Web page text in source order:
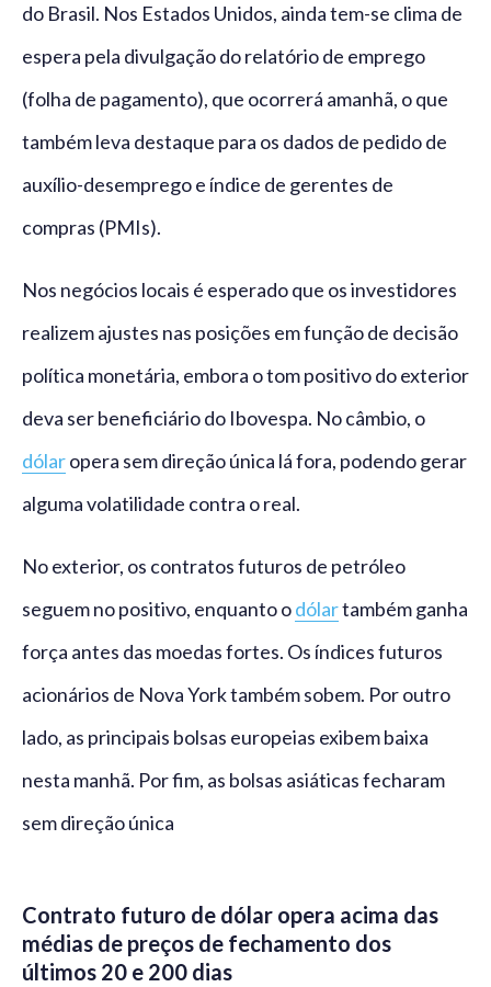
do Brasil. Nos Estados Unidos, ainda tem-se clima de
espera pela divulgação do relatório de emprego
(folha de pagamento), que ocorrerá amanhã, o que
também leva destaque para os dados de pedido de
auxílio-desemprego e índice de gerentes de
compras (PMIs).
Nos negócios locais é esperado que os investidores
realizem ajustes nas posições em função de decisão
política monetária, embora o tom positivo do exterior
deva ser beneficiário do Ibovespa. No câmbio, o
dólaropera sem direção única lá fora, podendo gerar
alguma volatilidade contra o real.
No exterior, os contratos futuros de petróleo
seguem no positivo, enquanto odólartambém ganha
força antes das moedas fortes. Os índices futuros
acionários de Nova York também sobem. Por outro
lado, as principais bolsas europeias exibem baixa
nesta manhã. Por fim, as bolsas asiáticas fecharam
sem direção única
Contrato futuro de dólar opera acima das
médias de preços de fechamento dos
últimos 20 e 200 dias